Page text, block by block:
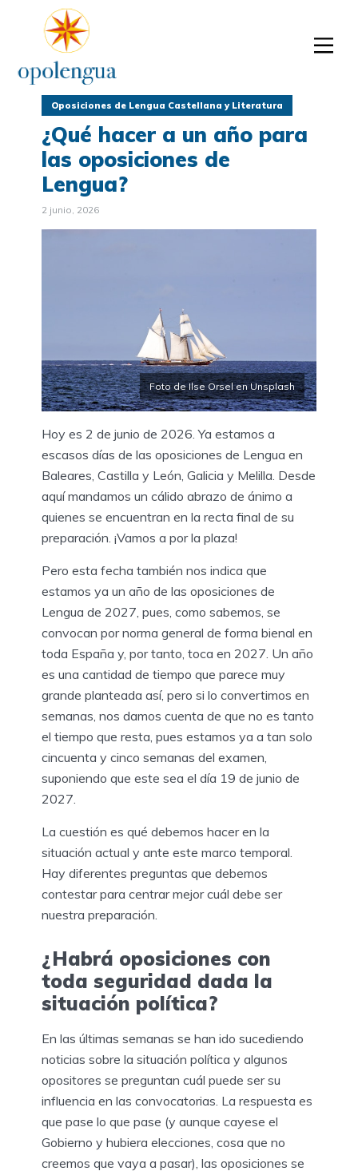
Oposiciones de Lengua Castellana y Literatura
¿Qué hacer a un año para
las oposiciones de
Lengua?
2 junio, 2026
Foto de Ilse Orsel en Unsplash
Hoy es 2 de junio de 2026. Ya estamos a
escasos días de las oposiciones de Lengua en
Baleares, Castilla y León, Galicia y Melilla. Desde
aquí mandamos un cálido abrazo de ánimo a
quienes se encuentran en la recta final de su
preparación. ¡Vamos a por la plaza!
Pero esta fecha también nos indica que
estamos ya un año de las oposiciones de
Lengua de 2027, pues, como sabemos, se
convocan por norma general de forma bienal en
toda España y, por tanto, toca en 2027. Un año
es una cantidad de tiempo que parece muy
grande planteada así, pero si lo convertimos en
semanas, nos damos cuenta de que no es tanto
el tiempo que resta, pues estamos ya a tan solo
cincuenta y cinco semanas del examen,
suponiendo que este sea el día 19 de junio de
2027.
La cuestión es qué debemos hacer en la
situación actual y ante este marco temporal.
Hay diferentes preguntas que debemos
contestar para centrar mejor cuál debe ser
nuestra preparación.
¿Habrá oposiciones con
toda seguridad dada la
situación política?
En las últimas semanas se han ido sucediendo
noticias sobre la situación política y algunos
opositores se preguntan cuál puede ser su
influencia en las convocatorias. La respuesta es
que pase lo que pase (y aunque cayese el
Gobierno y hubiera elecciones, cosa que no
creemos que vaya a pasar), las oposiciones se